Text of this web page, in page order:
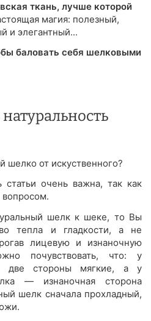
ткань, лучше которой
магия: полезный,
и элегантный...
баловать себя шелковыми
шелко от искуственного?
статьи очень важна, так как
шелк к шеке, то Вы
тепла и гладкости, а не
лицевую и изнаночную
почувствовать, что: у
две стороны мягкие, а у
— изнаночная сторона
шелк сначала прохладный,